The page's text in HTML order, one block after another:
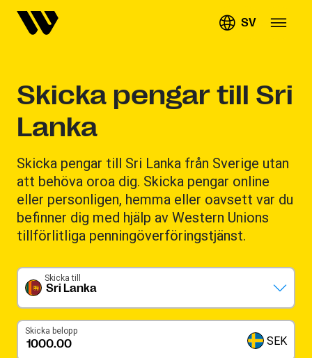
SV
Skicka pengar till Sri
Lanka
Skicka pengar till Sri Lanka från Sverige utan
att behöva oroa dig. Skicka pengar online
eller personligen, hemma eller oavsett var du
befinner dig med hjälp av Western Unions
tillförlitliga penningöverföringstjänst.
Sri Lanka
Skicka till
Skicka belopp
SEK